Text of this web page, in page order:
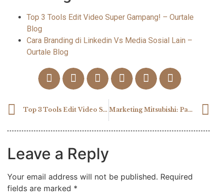
Top 3 Tools Edit Video Super Gampang! – Ourtale
Blog
Cara Branding di Linkedin Vs Media Sosial Lain –
Ourtale Blog
Top 3 Tools Edit Video Super Gampang! Marketing Mitsubishi: Pakai Trik yang Buat Penasaran!
Leave a Reply
Your email address will not be published. Required
fields are marked *